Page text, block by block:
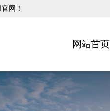
网！
网站首页